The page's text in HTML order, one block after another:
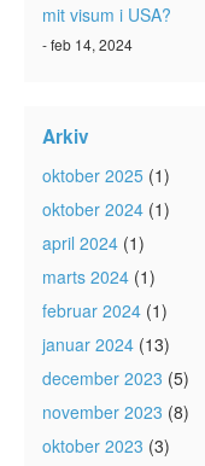
mit visum i USA?
- feb 14, 2024
Arkiv
oktober 2025 (1)
oktober 2024 (1)
april 2024 (1)
marts 2024 (1)
februar 2024 (1)
januar 2024 (13)
december 2023 (5)
november 2023 (8)
oktober 2023 (3)